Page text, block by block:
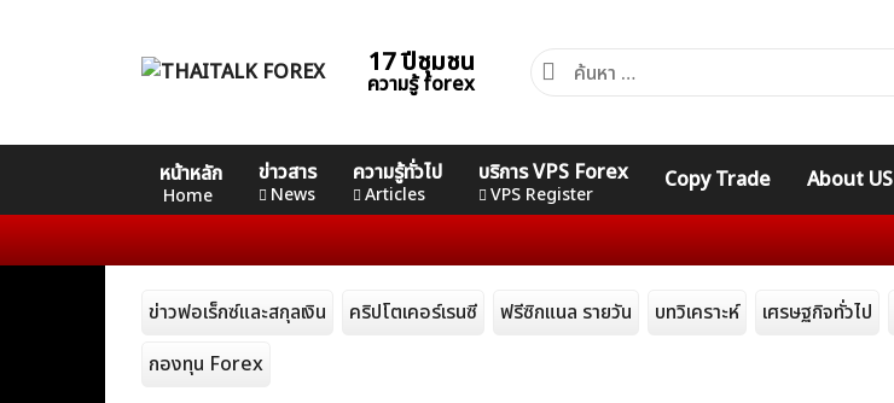
17 ปีชุมชน
ความรู้ forex
ค้นหา
สำหรับ:
หน้าหลัก
Home
ข่าวสาร
News
ความรู้ทั่วไป
Articles
บริการ VPS Forex
VPS Register
Copy Trade About US
VPS Register
คอร์ส
Basic
คอร์ส
Advance
คอร์ส
Professional
คอร์ส
Expert Indicators
ข่าวฟอเร็กซ์และสกุลเงิน คริปโตเคอร์เรนซี ฟรีซิกแนล รายวัน บทวิเคราะห์ เศรษฐกิจทั่วไป
กองทุน Forex